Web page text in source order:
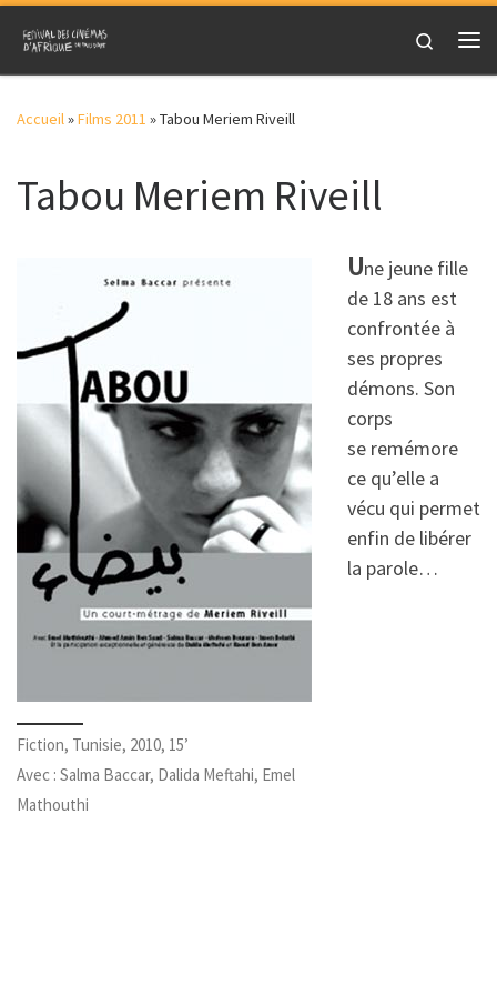
Skip to content
Search
Accueil»Films 2011 »Tabou Meriem Riveill
Tabou Meriem Riveill
Fiction, Tunisie, 2010, 15’
Avec : Salma Baccar, Dalida Meftahi, Emel
Mathouthi
Une jeune fille
de 18 ans est
confrontée à
ses propres
démons. Son
corps
se remémore
ce qu’elle a
vécu qui permet
enfin de libérer
la parole…